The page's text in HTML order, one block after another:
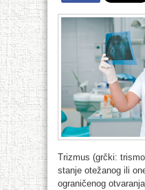
Trizmus (grčki:
stanje otežanog ili
ograničenog